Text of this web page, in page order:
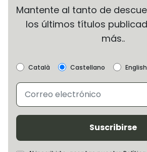
Mantente al tanto de
los últimos títulos
más..
Català Castellano English
Suscribirse